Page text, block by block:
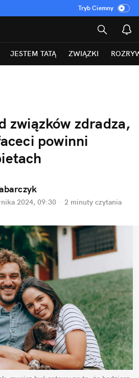
Tryb Ciemny
JESTEM TATĄ ZWIĄZKI
związków zdradza,
powinni
2024, 09:30 · 2 minuty czytania